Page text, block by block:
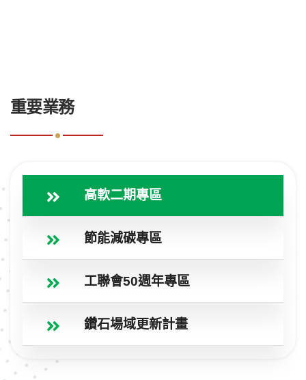
重要業務
高軟二期專區
節能減碳專區
工聯會50週年專區
鑽石場域更新計畫